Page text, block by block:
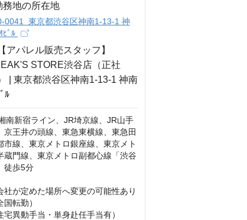
務地の所在地
0041 東京都渋谷区神南1-13-1 神
ﾋﾞﾙ
南新宿ライン、JR埼京線、JR山手
京王井の頭線、東急東横線、東急田
市線、東京メトロ銀座線、東京メト
蔵門線、東京メトロ副都心線「渋谷
徒歩5分
社が定めた場所へ変更の可能性あり
国転勤）
宅異動手当・単身赴任手当有）